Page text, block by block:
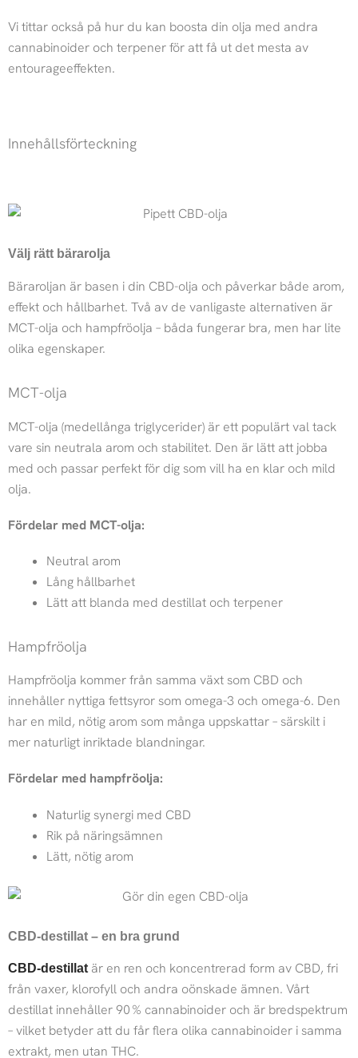
Vi tittar också på hur du kan boosta din olja med andra
cannabinoider och terpener för att få ut det mesta av
entourageeffekten.
Innehållsförteckning
Välj rätt bärarolja
Bäraroljan är basen i din CBD-olja och påverkar både arom,
effekt och hållbarhet. Två av de vanligaste alternativen är
MCT-olja och hampfröolja – båda fungerar bra, men har lite
olika egenskaper.
MCT-olja
MCT-olja (medellånga triglycerider) är ett populärt val tack
vare sin neutrala arom och stabilitet. Den är lätt att jobba
med och passar perfekt för dig som vill ha en klar och mild
olja.
Fördelar med MCT-olja:
Neutral arom
Lång hållbarhet
Lätt att blanda med destillat och terpener
Hampfröolja
Hampfröolja kommer från samma växt som CBD och
innehåller nyttiga fettsyror som omega-3 och omega-6. Den
har en mild, nötig arom som många uppskattar – särskilt i
mer naturligt inriktade blandningar.
Fördelar med hampfröolja:
Naturlig synergi med CBD
Rik på näringsämnen
Lätt, nötig arom
CBD-destillat – en bra grund
CBD-destillat är en ren och koncentrerad form av CBD, fri
från vaxer, klorofyll och andra oönskade ämnen. Vårt
destillat innehåller 90 % cannabinoider och är bredspektrum
– vilket betyder att du får flera olika cannabinoider i samma
extrakt, men utan THC.